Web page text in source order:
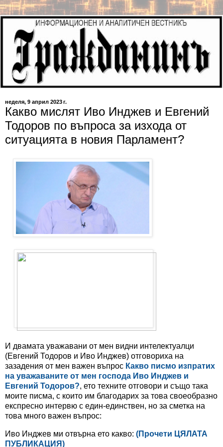
неделя, 9 април 2023 г.
Какво мислят Иво Инджев и Евгений
Тодоров по въпроса за изхода от
ситуацията в новия Парламент?
И двамата уважавани от мен видни интелектуалци
(Евгений Тодоров и Иво Инджев) отговориха на
зазадения от мен важен въпрос Какво писмо изпратих
на уважаваните от мен господа Иво Инджев и
Евгений Тодоров?, ето техните отговори и също така
моите писма, с които им благодарих за това своеобразно
експресно интервю с един-единствен, но за сметка на
това много важен въпрос:
Иво Инджев ми отвърна ето какво: (Прочети ЦЯЛАТА
ПУБЛИКАЦИЯ)